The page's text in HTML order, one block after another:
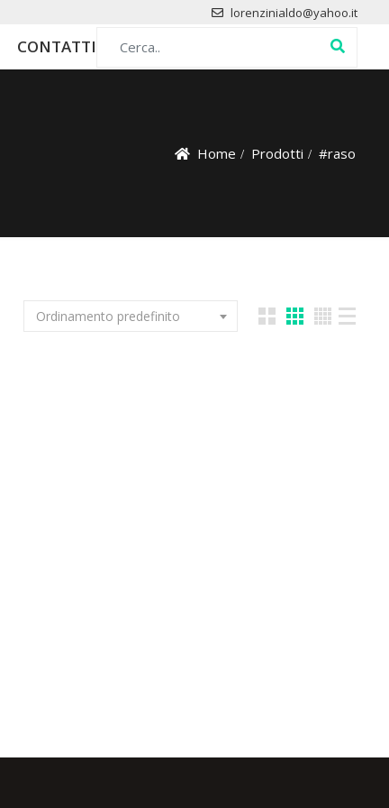
lorenzinialdo@yahoo.it
CONTATTI
Home Prodotti #raso
Ordinamento predefinito